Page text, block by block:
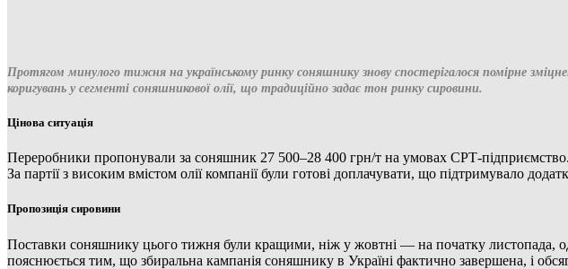
Протягом минулого тижня на українському ринку соняшнику знову спостерігалося помірне
коригувань у сегменті соняшникової олії, що традиційно задає тон ринку сировини.
Цінова ситуація
Переробники пропонували за соняшник 27 500–28 400 грн/т на умовах СРТ-підприємство.
За партії з високим вмістом олії компанії були готові доплачувати, що підтримувало
Пропозиція сировини
Поставки соняшнику цього тижня були кращими, ніж у жовтні — на початку листопада,
пояснюється тим, що збиральна кампанія соняшнику в Україні фактично завершена, і